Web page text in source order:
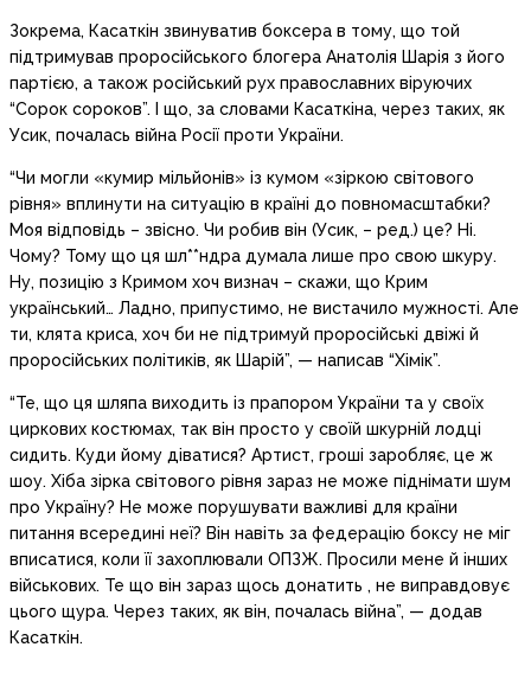
Зокрема, Касаткін звинуватив боксера в тому, що той
підтримував проросійського блогера Анатолія Шарія з його
партією, а також російський рух православних віруючих
“Сорок сороков”. І що, за словами Касаткіна, через таких, як
Усик, почалась війна Росії проти України.
“Чи могли «кумир мільйонів» із кумом «зіркою світового
рівня» вплинути на ситуацію в країні до повномасштабки?
Моя відповідь – звісно. Чи робив він (Усик, – ред.) це? Ні.
Чому? Тому що ця шл**ндра думала лише про свою шкуру.
Ну, позицію з Кримом хоч визнач – скажи, що Крим
український… Ладно, припустимо, не вистачило мужності. Але
ти, клята криса, хоч би не підтримуй проросійські двіжі й
проросійських політиків, як Шарій”, — написав “Хімік”.
“Те, що ця шляпа виходить із прапором України та у своїх
циркових костюмах, так він просто у своїй шкурній лодці
сидить. Куди йому діватися? Артист, гроші заробляє, це ж
шоу. Хіба зірка світового рівня зараз не може піднімати шум
про Україну? Не може порушувати важливі для країни
питання всередині неї? Він навіть за федерацію боксу не міг
вписатися, коли її захоплювали ОПЗЖ. Просили мене й інших
військових. Те що він зараз щось донатить , не виправдовує
цього щура. Через таких, як він, почалась війна”, — додав
Касаткін.